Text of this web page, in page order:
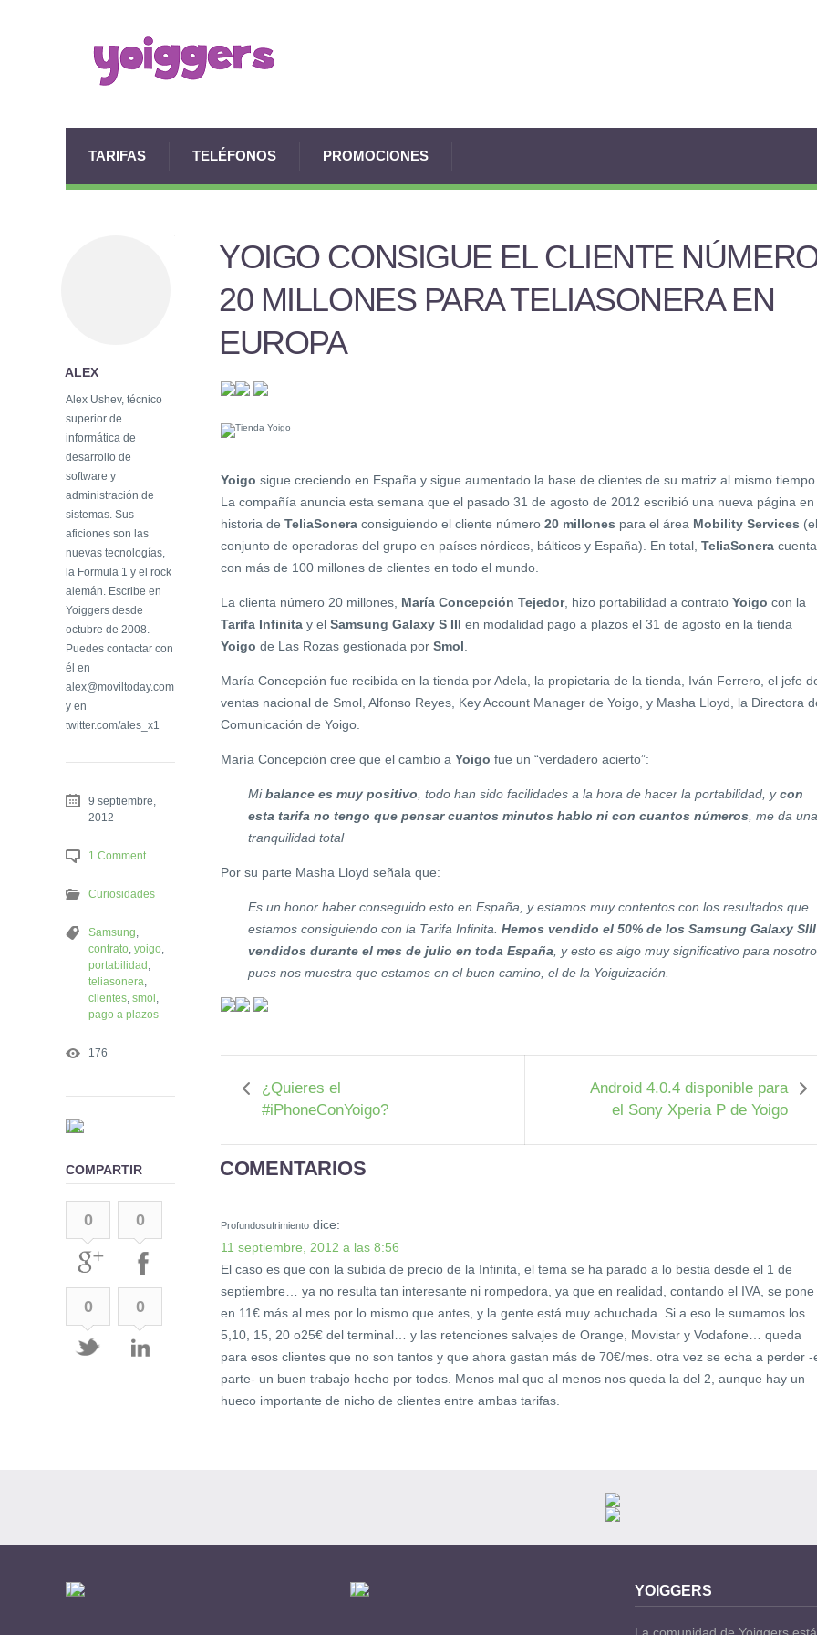
TARIFAS TELÉFONOS PROMOCIONES
YOIGO CONSIGUE EL CLIENTE
20 MILLONES PARA TELIASONERA EN
EUROPA
Yoigo sigue creciendo en España y sigue aumentado la base de clientes de su matriz al mismo tiempo.
La compañía anuncia esta semana que el pasado 31 de agosto de 2012 escribió una nueva página en
historia de TeliaSonera consiguiendo el cliente número 20 millones para el área Mobility Services (el
conjunto de operadoras del grupo en países nórdicos, bálticos y España). En total, TeliaSonera cuenta
con más de 100 millones de clientes en todo el mundo.
La clienta número 20 millones, María Concepción Tejedor, hizo portabilidad a contrato Yoigo con la
Tarifa Infinita y el Samsung Galaxy S III en modalidad pago a plazos el 31 de agosto en la tienda
Yoigo de Las Rozas gestionada por Smol
María Concepción fue recibida en la tienda por Adela, la propietaria de la tienda, Iván Ferrero, el jefe
ventas nacional de Smol, Alfonso Reyes, Key Account Manager de Yoigo, y Masha Lloyd, la Directora
Comunicación de Yoigo.
María Concepción cree que el cambio a Yoigo fue un “verdadero acierto”:
Mibalance es muy positivo , todo han sido facilidades a la hora de hacer la portabilidad, ycon
esta tarifa no tengo que pensar cuantos minutos hablo ni con cuantos números , me da una
tranquilidad total
Por su parte Masha Lloyd señala que:
Es un honor haber conseguido esto en España, y estamos muy contentos con los resultados que
estamos consiguiendo con la Tarifa Infinita. Hemos vendido el 50% de los Samsung Galaxy SIII
vendidos durante el mes de julio en toda España , y esto es algo muy significativo para
pues nos muestra que estamos en el buen camino, el de la Yoiguización.
¿Quieres el
#iPhoneConYoigo?
Android 4.0.4 disponible para
el Sony Xperia P de Yoigo
COMENTARIOS
Profundosufrimiento dice:
11 septiembre, 2012 a las 8:56
El caso es que con la subida de precio de la Infinita, el tema se ha parado a lo bestia desde el 1 de
septiembre… ya no resulta tan interesante ni rompedora, ya que en realidad, contando el IVA, se pone
en 11€ más al mes por lo mismo que antes, y la gente está muy achuchada. Si a eso le sumamos los
5,10, 15, 20 o25€ del terminal… y las retenciones salvajes de Orange, Movistar y Vodafone… queda
para esos clientes que no son tantos y que ahora gastan más de 70€/mes. otra vez se echa a perder -
parte- un buen trabajo hecho por todos. Menos mal que al menos nos queda la del 2, aunque hay un
hueco importante de nicho de clientes entre ambas tarifas.
ALEX
Alex Ushev, técnico
superior de
informática de
desarrollo de
software y
administración de
sistemas. Sus
aficiones son las
nuevas tecnologías,
la Formula 1 y el rock
alemán. Escribe en
Yoiggers desde
octubre de 2008.
Puedes contactar con
él en
alex@moviltoday.com
y en
twitter.com/ales_x1
9 septiembre,
2012
1 Comment
Curiosidades
Samsung
contrato yoigo
portabilidad
teliasonera
clientes smol
pago a plazos
176
COMPARTIR
0 0
0 0
YOIGGERS